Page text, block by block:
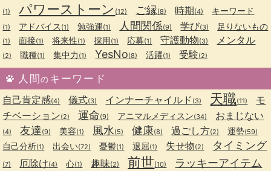
(1) パワーストーン (12) ご縁(8) 時期(4) キーワード
(1) アドバイス (1) 勉強運(1) 人間関係(9) 学び(3) 足りないもの
(1) 面接(1) 将来性(1) 採用(1) 応募(1) 守護動物(3) メンタル
(2) 職種(1) 集中力 (1) YesNo(8) 活躍(1) 受験(2)
人間のキーワード
自己肯定感(4) 儀式(3) インナーチャイルド (3) 天職(11)
モ
チベーション(2) 運命(9) アニマルメディスン(34) おまじない
(4) 友達 (9) 美容(1) 風水(5) 健康(8) 過ごし方(2) 運勢(59)
自己分析(1) 出会い(72) 憂鬱(1) 退屈(1) 失せ物(2) タイミング
(7) 厄除け(4) 心(1) 趣味(2) 前世(10) ラッキーアイテム